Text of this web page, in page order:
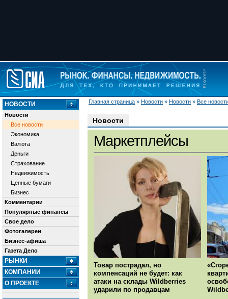
Главная страница » Новости » Новости » Все
НОВОСТИ
Новости
Все новости
Экономика
Валюта
Деньги
Страхование
Недвижимость
Ценные бумаги
Бизнес
Комментарии
Популярные финансы
Свое дело
Фотогалереи
Бизнес-афиша
Газета Дело
РЫНКИ
КОМПАНИИ
О ПРОЕКТЕ
Новости
Маркетплейсы
Товар пострадал, но
компенсаций не будет: как
атаки на склады Wildberries
ударили по продавцам